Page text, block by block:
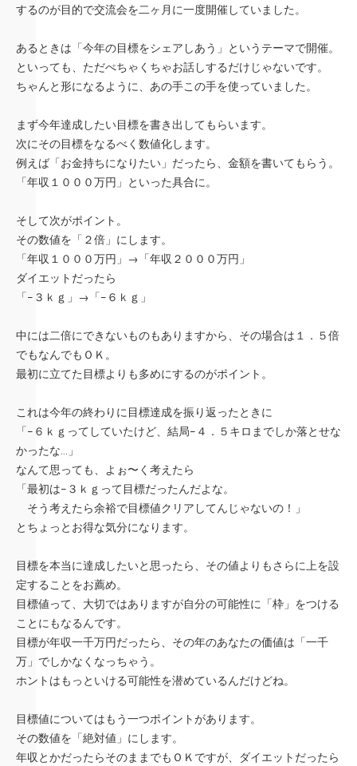
するのが目的で交流会を二ヶ月に一度開催していました。
あるときは「今年の目標をシェアしあう」というテーマで開催。
といっても、ただぺちゃくちゃお話しするだけじゃないです。
ちゃんと形になるように、あの手この手を使っていました。
まず今年達成したい目標を書き出してもらいます。
次にその目標をなるべく数値化します。
例えば「お金持ちになりたい」だったら、金額を書いてもらう。
「年収１０００万円」といった具合に。
そして次がポイント。
その数値を「２倍」にします。
「年収１０００万円」→「年収２０００万円」
ダイエットだったら
「−３ｋｇ」→「−６ｋｇ」
中には二倍にできないものもありますから、その場合は１．５倍
でもなんでもＯＫ。
最初に立てた目標よりも多めにするのがポイント。
これは今年の終わりに目標達成を振り返ったときに
「−６ｋｇってしていたけど、結局−４．５キロまでしか落とせな
かったな…」
なんて思っても、よぉ〜く考えたら
「最初は−３ｋｇって目標だったんだよな。
そう考えたら余裕で目標値クリアしてんじゃないの！」
とちょっとお得な気分になります。
目標を本当に達成したいと思ったら、その値よりもさらに上を設
定することをお薦め。
目標値って、大切ではありますが自分の可能性に「枠」をつける
ことにもなるんです。
目標が年収一千万円だったら、その年のあなたの価値は「一千
万」でしかなくなっちゃう。
ホントはもっといける可能性を潜めているんだけどね。
目標値についてはもう一つポイントがあります。
その数値を「絶対値」にします。
年収とかだったらそのままでもＯＫですが、ダイエットだったら